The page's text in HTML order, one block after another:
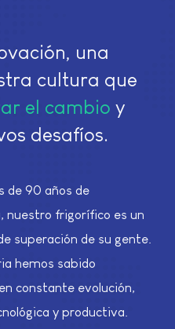
una
cultura que
el cambio y
desafíos.
de 90 años de
frigorífico es un
superación de su gente.
hemos sabido
constante evolución,
y productiva.